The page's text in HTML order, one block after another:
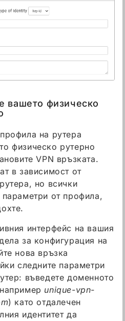
вашето физическо
на рутера
физическо рутерно
VPN връзката.
в зависимост от
но всички
от профила,
интерфейс на вашия
за конфигурация на
нова връзка
следните параметри
въведете доменното
unique-vpn-
) като отдалечен
идентитет да